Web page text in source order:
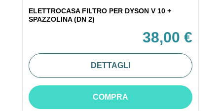
ELETTROCASA FILTRO PER DYSON V 10 +
SPAZZOLINA (DN 2)
38,00 €
DETTAGLI
COMPRA